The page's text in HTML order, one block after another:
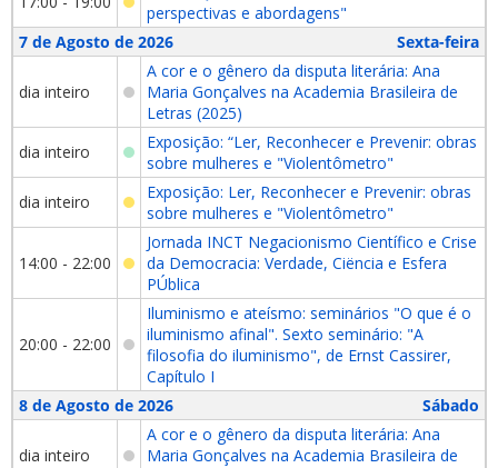
perspectivas e abordagens"
7 de Agosto de 2026
Sexta-feira
dia inteiro
A cor e o gênero da disputa literária: Ana
Maria Gonçalves na Academia Brasileira de
Letras (2025)
dia inteiro
Exposição: “Ler, Reconhecer e Prevenir: obras
sobre mulheres e "Violentômetro"
dia inteiro
Exposição: Ler, Reconhecer e Prevenir: obras
sobre mulheres e "Violentômetro"
14:00 - 22:00
Jornada INCT Negacionismo Científico e Crise
da Democracia: Verdade, Ciëncia e Esfera
PÚblica
20:00 - 22:00
Iluminismo e ateísmo: seminários "O que é o
iluminismo afinal". Sexto seminário: "A
filosofia do iluminismo", de Ernst Cassirer,
Capítulo I
8 de Agosto de 2026
Sábado
dia inteiro
A cor e o gênero da disputa literária: Ana
Maria Gonçalves na Academia Brasileira de